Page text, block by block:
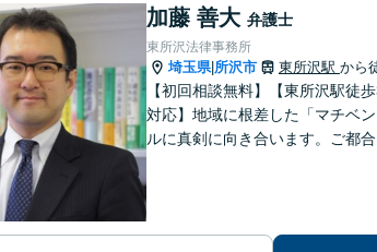
加藤 善大 弁護士
東所沢法律事務所
埼玉県| 所沢市 東所沢駅 から
【初回相談無料】【東所沢駅徒
対応】地域に根差した「マチベ
ルに真剣に向き合います。ご都